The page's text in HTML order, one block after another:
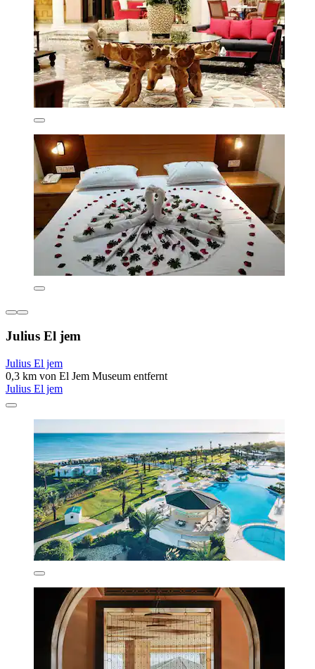
Julius El jem
Julius El jem
0,3 km von El Jem Museum entfernt
Julius El jem